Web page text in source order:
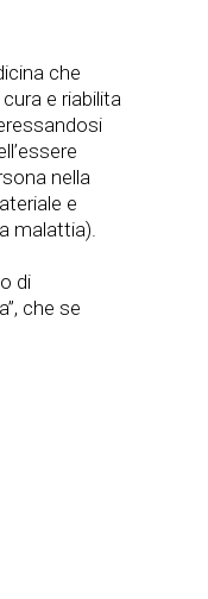
che
e riabilita
nella
e
malattia).
di
che se